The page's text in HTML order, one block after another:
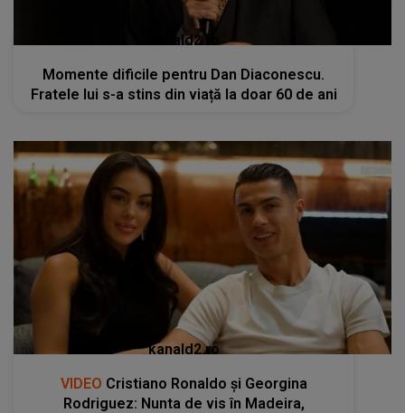
kanald2.ro
Momente dificile pentru Dan Diaconescu.
Fratele lui s-a stins din viață la doar 60 de ani
kanald2.ro
VIDEO Cristiano Ronaldo și Georgina
Rodriguez: Nunta de vis în Madeira,